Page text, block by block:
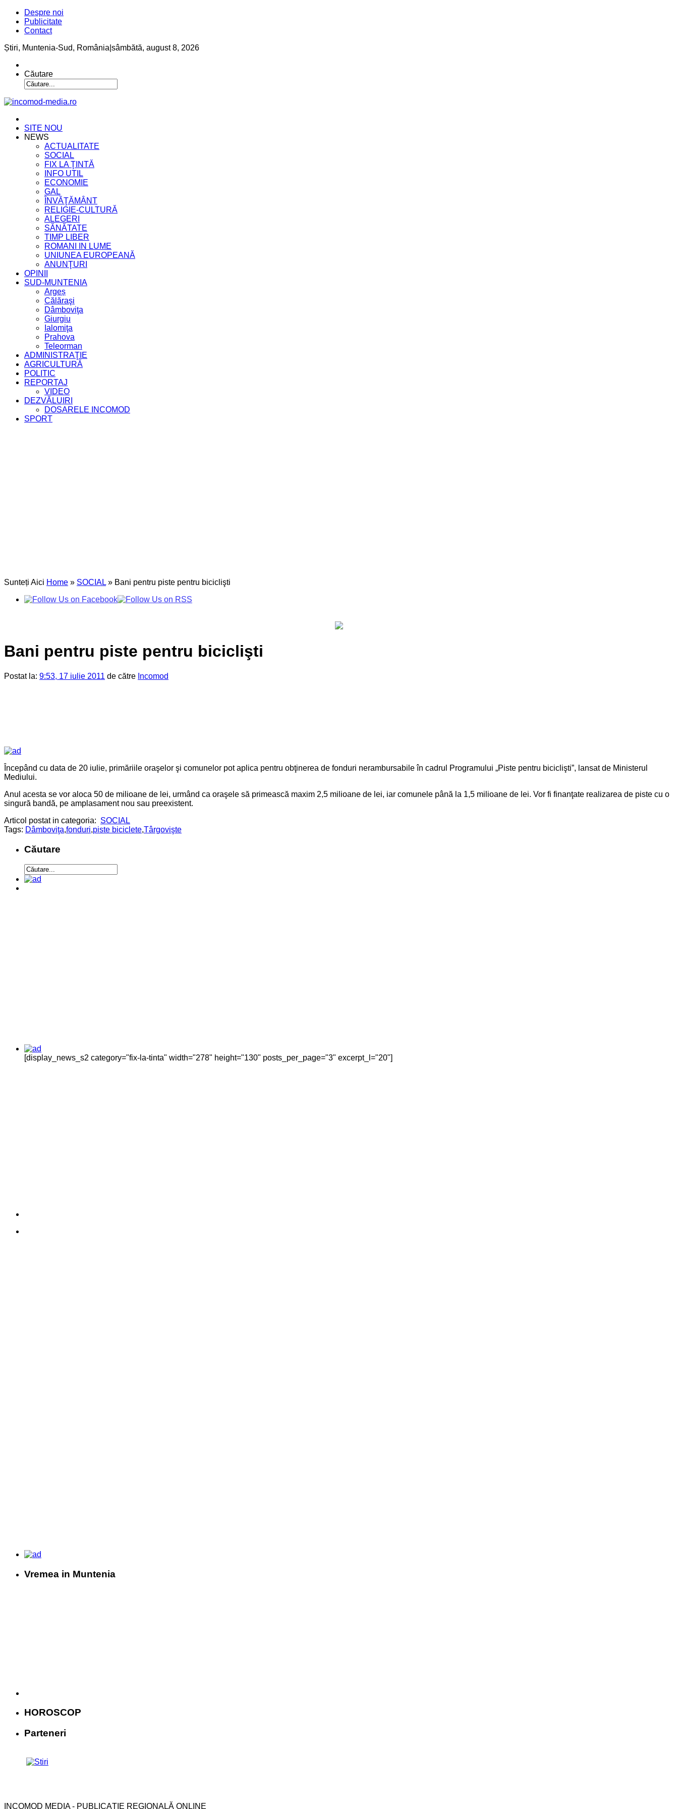
Despre noi
Publicitate
Contact
Știri, Muntenia-Sud, România sâmbătă, august 8, 2026
Căutare
SITE NOU
NEWS
ACTUALITATE
SOCIAL
FIX LA ŢINTĂ
INFO UTIL
ECONOMIE
GAL
ÎNVĂŢĂMÂNT
RELIGIE-CULTURĂ
ALEGERI
SĂNĂTATE
TIMP LIBER
ROMANI IN LUME
UNIUNEA EUROPEANĂ
ANUNŢURI
OPINII
SUD-MUNTENIA
Argeș
Călăraşi
Dâmboviţa
Giurgiu
Ialomiţa
Prahova
Teleorman
ADMINISTRAŢIE
AGRICULTURĂ
POLITIC
REPORTAJ
VIDEO
DEZVĂLUIRI
DOSARELE INCOMOD
SPORT
Sunteți Aici Home » SOCIAL » Bani pentru piste pentru biciclişti
Bani pentru piste pentru biciclişti
Postat la: 9:53, 17 iulie 2011 de către Incomod
Începând cu data de 20 iulie, primăriile oraşelor şi comunelor pot aplica pentru obţinerea de fonduri nerambursabile în cadrul Programului „Piste pentru biciclişti”, lansat de Ministerul
Mediului.
Anul acesta se vor aloca 50 de milioane de lei, urmând ca oraşele să primească maxim 2,5 milioane de lei, iar comunele până la 1,5 milioane de lei. Vor fi finanţate realizarea de piste cu o
singură bandă, pe amplasament nou sau preexistent.
Articol postat in categoria: SOCIAL
Tags: Dâmboviţa,fonduri,piste biciclete,Târgovişte
Căutare
[display_news_s2 category="fix-la-tinta" width="278" height="130" posts_per_page="3" excerpt_l="20"]
Vremea in Muntenia
HOROSCOP
Parteneri
INCOMOD MEDIA - PUBLICAŢIE REGIONALĂ ONLINE